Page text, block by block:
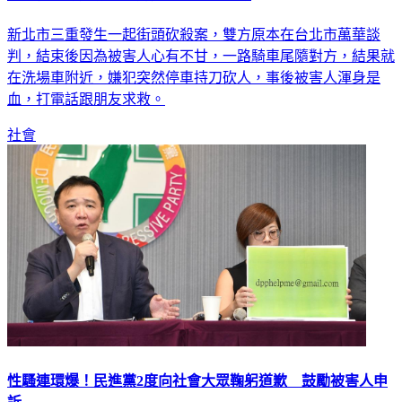
新北市三重發生一起街頭砍殺案，雙方原本在台北市萬華談
判，結束後因為被害人心有不甘，一路騎車尾隨對方，結果就
在洗場車附近，嫌犯突然停車持刀砍人，事後被害人渾身是
社會